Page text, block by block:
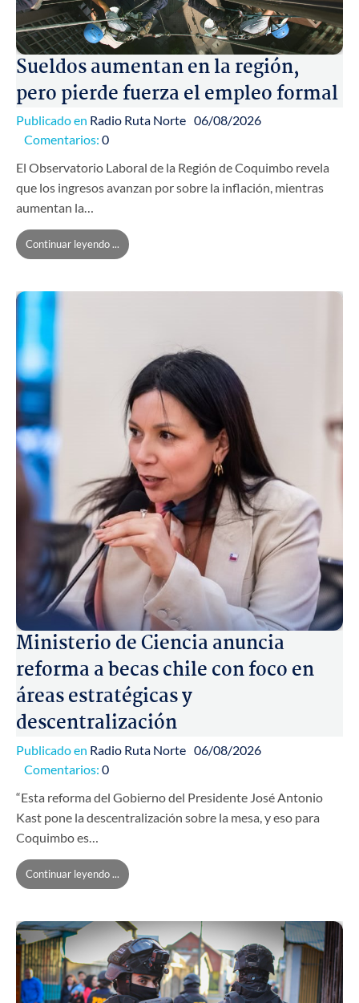
Sueldos aumentan en la región,
pero pierde fuerza el empleo formal
Publicado en Radio Ruta Norte 06/08/2026
Comentarios: 0
El Observatorio Laboral de la Región de Coquimbo revela
que los ingresos avanzan por sobre la inflación, mientras
aumentan la…
Continuar leyendo ...
Ministerio de Ciencia anuncia
reforma a becas chile con foco en
áreas estratégicas y
descentralización
Publicado en Radio Ruta Norte 06/08/2026
Comentarios: 0
“Esta reforma del Gobierno del Presidente José Antonio
Kast pone la descentralización sobre la mesa, y eso para
Coquimbo es…
Continuar leyendo ...